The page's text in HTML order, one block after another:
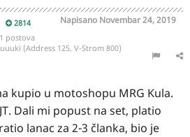
2814 Napisano Novembar 24, 2019
postova
(Address 125, V-Strom 800)
kupio u motoshopu MRG Kula.
Dali mi popust na set, platio
lanac za 2-3 članka, bio je